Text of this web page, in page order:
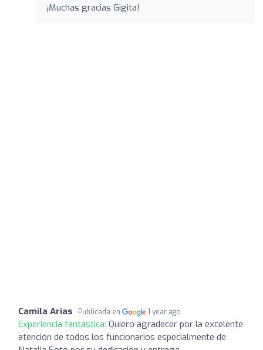
¡Muchas gracias Gigita!
Camila Arias Publicada en 1 year ago
Experiencia fantástica: Quiero agradecer por la excelente
atención de todos los funcionarios especialmente de